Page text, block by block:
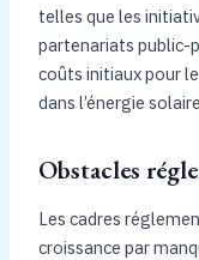
telles que les
partenariats public-
coûts initiaux pour
dans l’énergie
Obstacles
Les cadres
croissance par